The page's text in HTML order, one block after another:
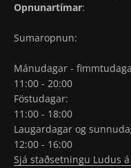
Opnunartímar:
Sumaropnun:
Mánudagar -
11:00 - 20:00
Föstudagar:
11:00 - 18:00
Laugardagar og
12:00 - 16:00
Sjá staðsetningu Ludus